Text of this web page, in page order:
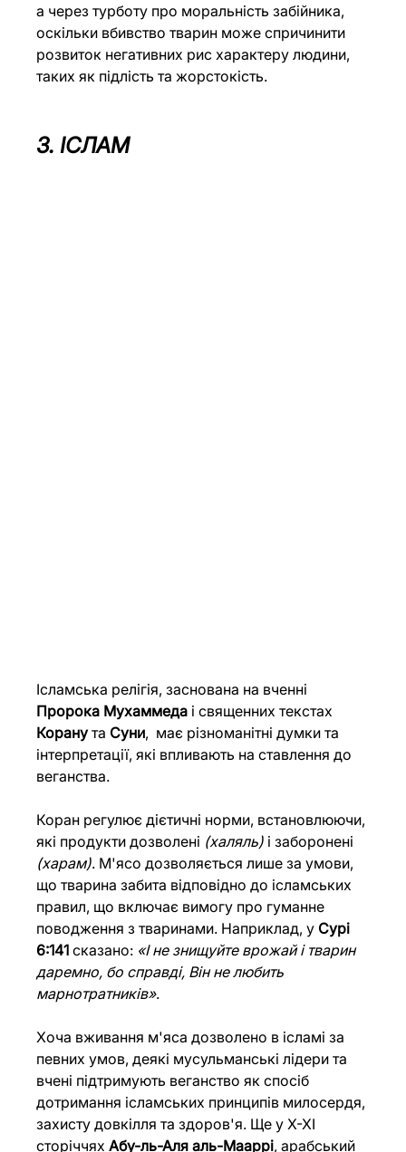
а через турботу про моральність забійника,
оскільки вбивство тварин може спричинити
розвиток негативних рис характеру людини,
таких як підлість та жорстокість.
3. ІСЛАМ
Ісламська релігія, заснована на вченні
Пророка Мухаммеда і священних текстах
Корану та Суни,  має різноманітні думки та
інтерпретації, які впливають на ставлення до
веганства.
Коран регулює дієтичні норми, встановлюючи,
які продукти дозволені (халяль) і заборонені
(харам). М'ясо дозволяється лише за умови,
що тварина забита відповідно до ісламських
правил, що включає вимогу про гуманне
поводження з тваринами. Наприклад, у Сурі
6:141 сказано: «І не знищуйте врожай і тварин
даремно, бо справді, Він не любить
марнотратників».
Хоча вживання м'яса дозволено в ісламі за
певних умов, деякі мусульманські лідери та
вчені підтримують веганство як спосіб
дотримання ісламських принципів милосердя,
захисту довкілля та здоров'я. Ще у X-XI
сторіччях Абу-ль-Аля аль-Мааррі, арабський